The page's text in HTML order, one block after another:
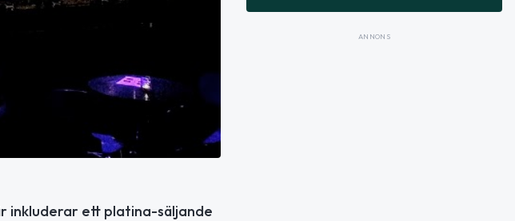
inkluderar ett platina-säljande
ANNONS